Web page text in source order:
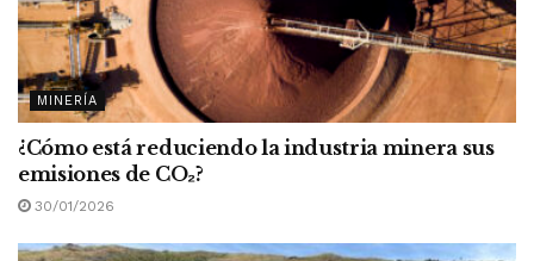
MINERÍA
¿Cómo está reduciendo la industria minera sus
emisiones de CO₂?
30/01/2026